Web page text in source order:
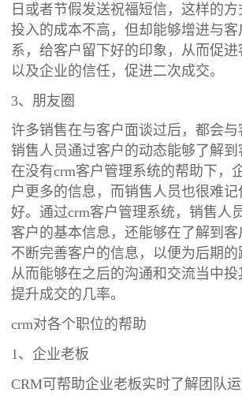
日或者节假发送祝福短信，这样的
投入的成本不高，但却能够增进与
系，给客户留下好的印象，从而促
以及企业的信任，促进二次成交。
3、朋友圈
许多销售在与客户面谈过后，都会与
销售人员通过客户的动态能够了解
在没有crm客户管理系统的帮助下，
户更多的信息，而销售人员也很难
好。通过crm客户管理系统，销售人
客户的基本信息，还能够在了解到客
不断完善客户的信息，以便为后期的
从而能够在之后的沟通和交流当中
提升成交的几率。
crm对各个职位的帮助
1、企业老板
CRM可帮助企业老板实时了解团队